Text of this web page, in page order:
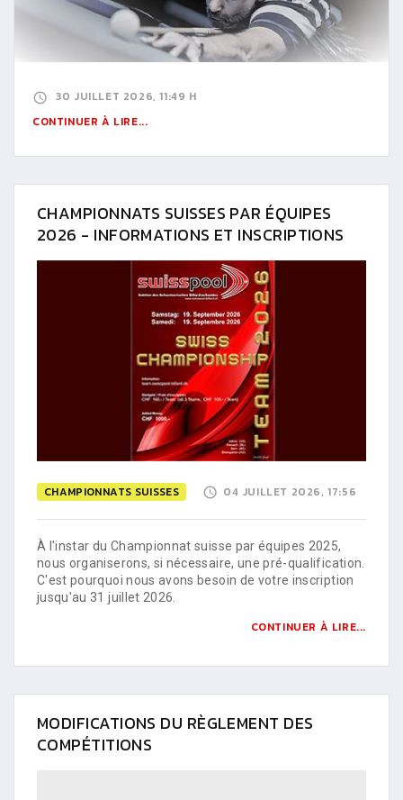
30 JUILLET 2026, 11:49 H
CONTINUER À LIRE...
CHAMPIONNATS SUISSES PAR ÉQUIPES
2026 - INFORMATIONS ET INSCRIPTIONS
CHAMPIONNATS SUISSES 04 JUILLET 2026, 17:56
À l'instar du Championnat suisse par équipes 2025,
nous organiserons, si nécessaire, une pré-qualification.
C'est pourquoi nous avons besoin de votre inscription
jusqu'au 31 juillet 2026.
CONTINUER À LIRE...
MODIFICATIONS DU RÈGLEMENT DES
COMPÉTITIONS